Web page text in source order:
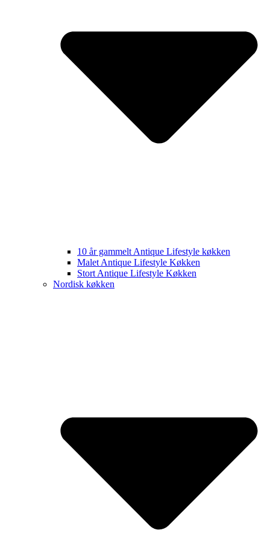
10 år gammelt Antique Lifestyle køkken
Malet Antique Lifestyle Køkken
Stort Antique Lifestyle Køkken
Nordisk køkken